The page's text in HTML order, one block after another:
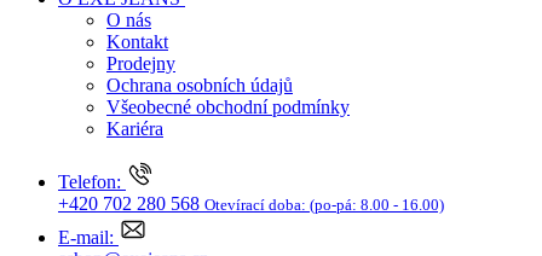
Telefon:
+420 702 280 568
E-mail:
eshop@exejeans.cz
Pro muže